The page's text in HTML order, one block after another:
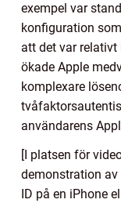
exempel var
konfiguration
att det var
ökade Apple
komplexare
användarens
[I platsen för
demonstration
ID på en iPhone